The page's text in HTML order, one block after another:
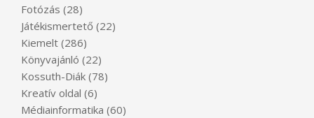
Fotózás (28)
Játékismertető (22)
Kiemelt (286)
Könyvajánló (22)
Kossuth-Diák (78)
Kreatív oldal (6)
Médiainformatika (60)